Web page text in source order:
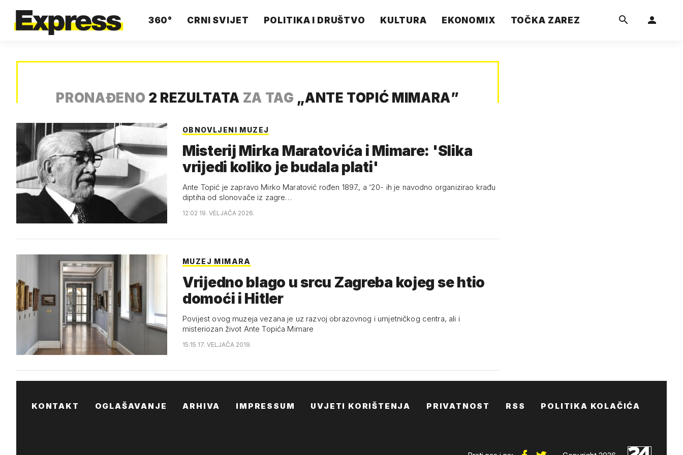
360° CRNI SVIJET POLITIKA I DRUŠTVO KULTURA EKONOMIX TOČKA ZAREZ
PRONAĐENO 2 REZULTATA ZA TAG „ANTE TOPIĆ MIMARA”
OBNOVLJENI MUZEJ
Misterij Mirka Maratovića i Mimare: 'Slika
vrijedi koliko je budala plati'
Ante Topić je zapravo Mirko Maratović rođen 1897., a ‘20- ih je navodno organizirao krađu
diptiha od slonovače iz zagre…
12:02 19. VELJAČA 2026.
MUZEJ MIMARA
Vrijedno blago u srcu Zagreba kojeg se htio
domoći i Hitler
Povijest ovog muzeja vezana je uz razvoj obrazovnog i umjetničkog centra, ali i
misteriozan život Ante Topića Mimare
15:15 17. VELJAČA 2019.
KONTAKT OGLAŠAVANJE ARHIVA IMPRESSUM UVJETI KORIŠTENJA PRIVATNOST RSS POLITIKA KOLAČIĆA